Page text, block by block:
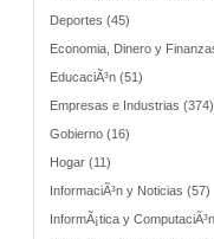
Deportes (45)
Economia, Dinero y
EducaciÃ³n (51)
Empresas e Industrias (374)
Gobierno (16)
Hogar (11)
InformaciÃ³n y Noticias (57)
InformÃ¡tica y